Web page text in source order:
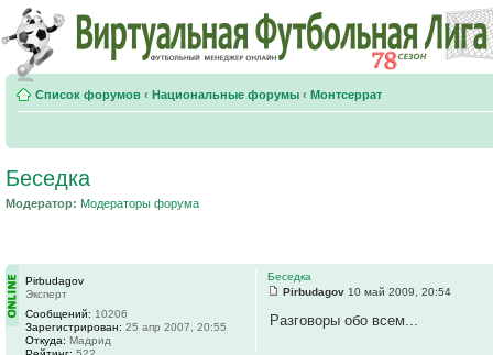
Список форумов ‹ Национальные форумы ‹ Монтсеррат
Беседка
Модератор: Модераторы форума
Беседка
Pirbudagov 10 май 2009, 20:54
Разговоры обо всем...
Pirbudagov
Эксперт
Сообщений: 10206
Зарегистрирован: 25 апр 2007, 20:55
Откуда: Мадрид